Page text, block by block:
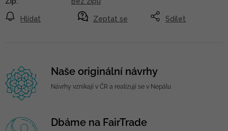
Zeptat se
Hlídat Sdílet
Naše originální návrhy
Návrhy vznikají v ČR a realizují se v Nepálu
Dbáme na FairTrade